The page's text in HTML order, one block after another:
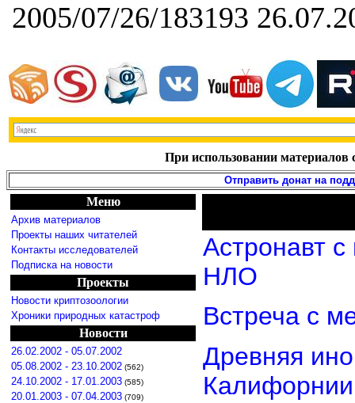
2005/07/26/183193
При использовании материалов
Отправить донат на
Меню
Архив материалов
Проекты наших читателей
Контакты исследователей
Подписка на новости
Проекты
Новости криптозоологии
Хроники природных катастроф
Новости
26.02.2002 - 05.07.2002
05.08.2002 - 23.10.2002 (562)
24.10.2002 - 17.01.2003 (585)
20.01.2003 - 07.04.2003 (709)
Астронавт
НЛО
Встреча с
Древняя
Калифорнии